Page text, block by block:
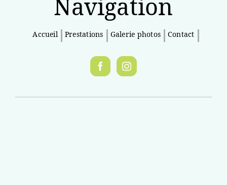
Navigation
Accueil Prestations Galerie photos Contact